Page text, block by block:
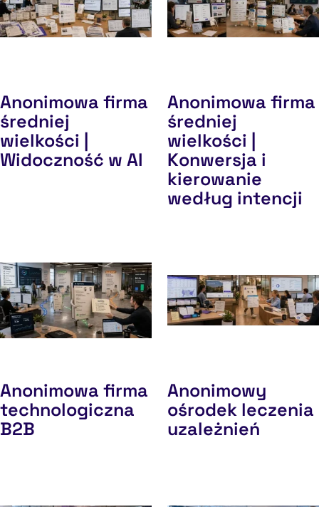
Anonimowa firma
średniej
wielkości |
Widoczność w AI
Anonimowa firma
średniej
wielkości |
Konwersja i
kierowanie
według intencji
Anonimowa firma
technologiczna
B2B
Anonimowy
ośrodek leczenia
uzależnień